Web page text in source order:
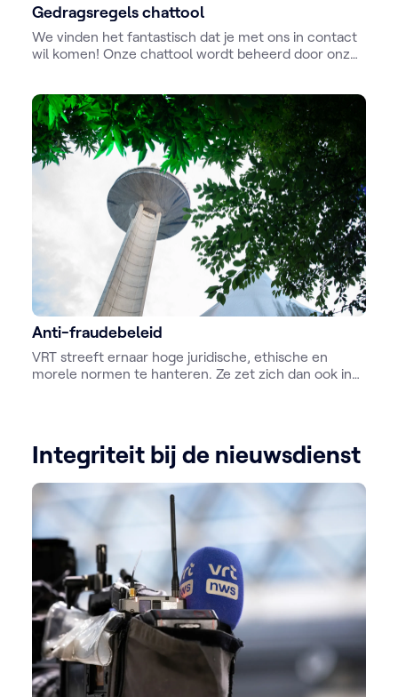
Gedragsregels chattool
We vinden het fantastisch dat je met ons in contact
wil komen! Onze chattool wordt beheerd door onze
zich veilig voelt en graag met elkaar blijft
communiceren.
Anti-fraudebeleid
VRT streeft ernaar hoge juridische, ethische en
morele normen te hanteren. Ze zet zich dan ook in
Integriteit bij de nieuwsdienst